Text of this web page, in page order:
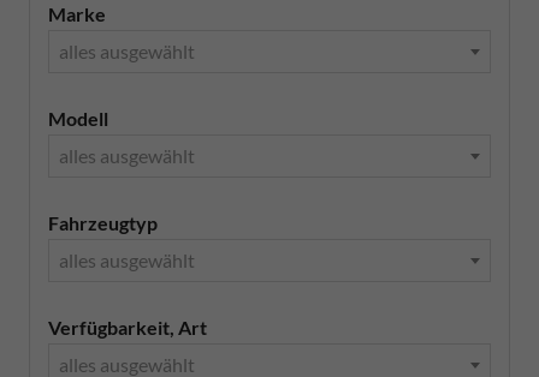
Marke
alles ausgewählt
Modell
alles ausgewählt
Fahrzeugtyp
alles ausgewählt
Verfügbarkeit, Art
alles ausgewählt